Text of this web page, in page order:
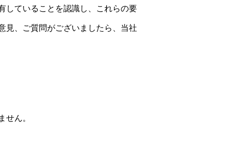
していることを認識し、これらの要
見、ご質問がございましたら、当社
せん。